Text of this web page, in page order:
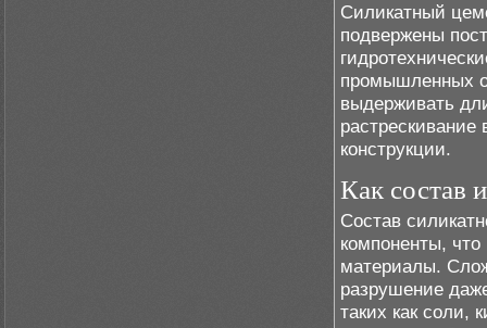
Силикатный
подвержены
промышленных
выдерживать
растрескивание
конструкции.
Как состав
Состав
компоненты,
материалы.
разрушение
таких как соли,